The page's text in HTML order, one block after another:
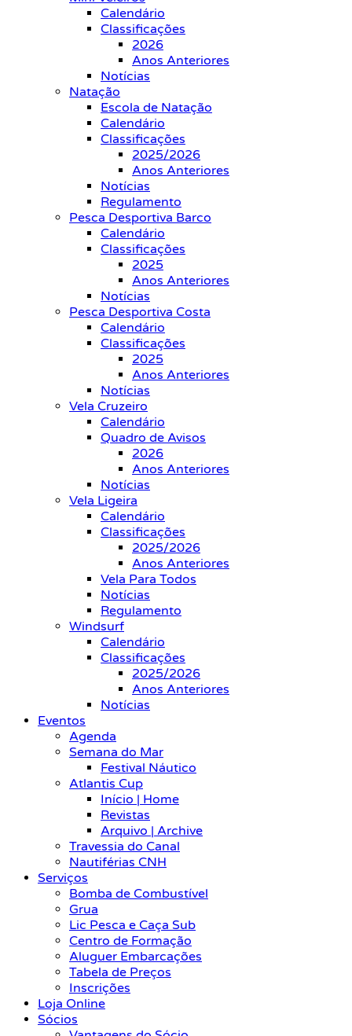
Calendário
Classificações
2026
Anos Anteriores
Notícias
Natação
Escola de Natação
Calendário
Classificações
2025/2026
Anos Anteriores
Notícias
Regulamento
Pesca Desportiva Barco
Calendário
Classificações
2025
Anos Anteriores
Notícias
Pesca Desportiva Costa
Calendário
Classificações
2025
Anos Anteriores
Notícias
Vela Cruzeiro
Calendário
Quadro de Avisos
2026
Anos Anteriores
Notícias
Vela Ligeira
Calendário
Classificações
2025/2026
Anos Anteriores
Vela Para Todos
Notícias
Regulamento
Windsurf
Calendário
Classificações
2025/2026
Anos Anteriores
Notícias
Eventos
Agenda
Semana do Mar
Festival Náutico
Atlantis Cup
Início | Home
Revistas
Arquivo | Archive
Travessia do Canal
Nautiférias CNH
Serviços
Bomba de Combustível
Grua
Lic Pesca e Caça Sub
Centro de Formação
Aluguer Embarcações
Tabela de Preços
Inscrições
Loja Online
Sócios